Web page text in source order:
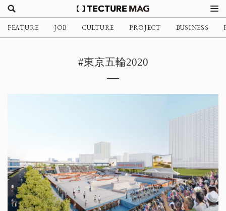
FEATURE JOB CULTURE PROJECT BUSINESS
#東京五輪2020